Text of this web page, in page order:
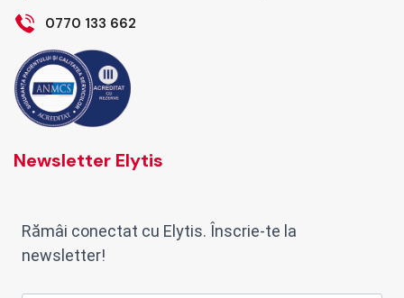
0770 133 662
Newsletter Elytis
Rămâi conectat cu Elytis. Înscrie-te la
newsletter!